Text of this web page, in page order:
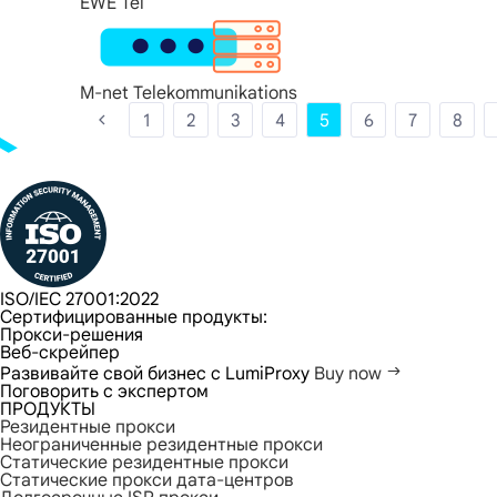
M-net Telekommunikations
1
2 3 4 5 6 7 8
ISO/IEC 27001:2022
Сертифицированные продукты:
Прокси-решения
Веб-скрейпер
Развивайте свой бизнес с LumiProxy Buy now
Поговорить с экспертом
ПРОДУКТЫ
Резидентные прокси
Неограниченные резидентные прокси
Статические резидентные прокси
Статические прокси дата-центров